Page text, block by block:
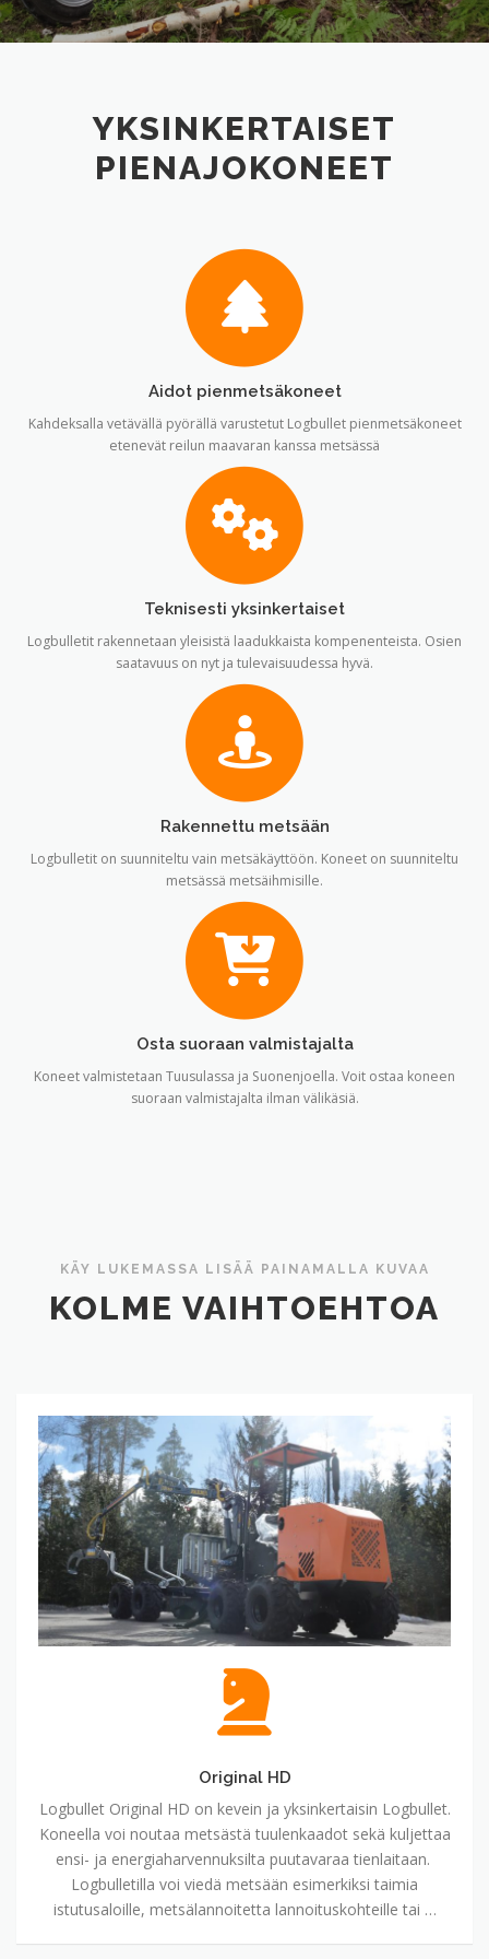
YKSINKERTAISET
PIENAJOKONEET
Aidot pienmetsäkoneet
Kahdeksalla vetävällä pyörällä varustetut Logbullet pienmetsäkoneet
etenevät reilun maavaran kanssa metsässä
Teknisesti yksinkertaiset
Logbulletit rakennetaan yleisistä laadukkaista kompenenteista. Osien
saatavuus on nyt ja tulevaisuudessa hyvä.
Rakennettu metsään
Logbulletit on suunniteltu vain metsäkäyttöön. Koneet on suunniteltu
metsässä metsäihmisille.
Osta suoraan valmistajalta
Koneet valmistetaan Tuusulassa ja Suonenjoella. Voit ostaa koneen
suoraan valmistajalta ilman välikäsiä.
KÄY LUKEMASSA LISÄÄ PAINAMALLA KUVAA
KOLME VAIHTOEHTOA
Original
HD
Original HD
Logbullet Original HD on kevein ja yksinkertaisin Logbullet.
Koneella voi noutaa metsästä tuulenkaadot sekä kuljettaa
ensi- ja energiaharvennuksilta puutavaraa tienlaitaan.
Logbulletilla voi viedä metsään esimerkiksi taimia
istutusaloille, metsälannoitetta lannoituskohteille tai …